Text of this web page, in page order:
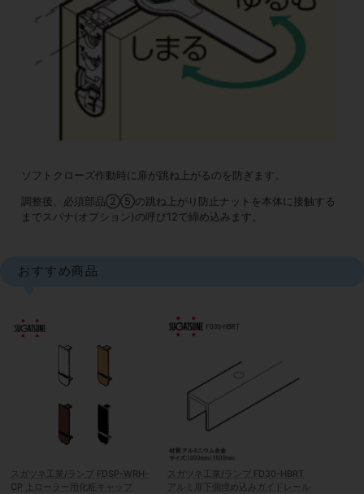
ソフトクローズ作動時に扉が跳ね上がるのを防ぎます。
調整後、必須部品②⑤の跳ね上がり防止ナットを本体に接触する
までスパナ(オプション)の呼び12で締め込みます。
おすすめ商品
スガツネ工業/ランプ FDSP-WRH-
CP 上ローラー用化粧キャップ
スガツネ工業/ランプ FD30-HBRT
アルミ扉下側埋め込みガイドレール